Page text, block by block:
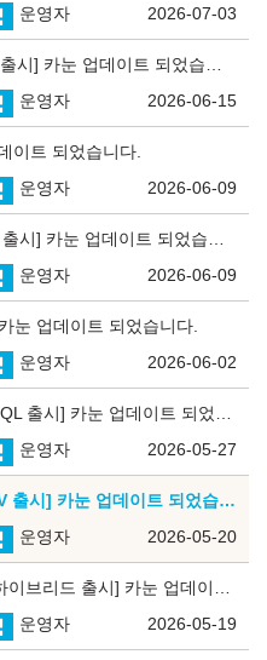
2026-07-03
운영자
2026-06-15
운영자
이트 되었습니다.
2026-06-09
운영자
2026-06-09
운영자
눈 업데이트 되었습니다.
2026-06-02
운영자
2026-05-27
운영자
KGM [뉴 토레스 & HEV 출시] 카눈 업데이트 되었습니다.
2026-05-20
운영자
2026-05-19
운영자